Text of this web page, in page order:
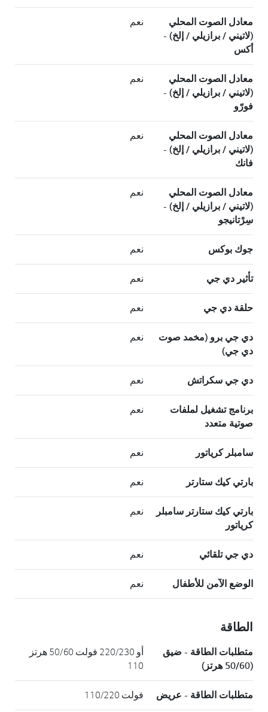
معادل الصوت المحلي
(لاتيني / برازيلي / إلخ) -
أكس
نعم
معادل الصوت المحلي
(لاتيني / برازيلي / إلخ) -
فورّو
نعم
معادل الصوت المحلي
(لاتيني / برازيلي / إلخ) -
فانك
نعم
معادل الصوت المحلي
(لاتيني / برازيلي / إلخ) -
سِرْتانيجو
نعم
جوك بوكس نعم
تأثير دي جي نعم
حلقة دي جي نعم
دي جي برو (مخمد صوت
دي جي)
نعم
دي جي سكراتش نعم
برنامج تشغيل لملفات
صوتية متعدد
نعم
سامبلر كرياتور نعم
بارتي كيك ستارتر نعم
بارتي كيك ستارتر سامبلر
كرياتور
نعم
دي جي تلقائي نعم
الوضع الآمن للأطفال نعم
الطاقة
متطلبات الطاقة - ضيق
(50/60 هرتز)
أو 220/230 فولت 50/60 هرتز
110
متطلبات الطاقة - عريض فولت 110/220